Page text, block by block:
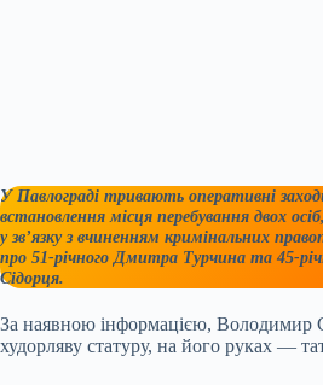
У Павлограді тривають оперативні
встановлення місця перебування двох
у зв’язку з вчиненням кримінальних
про 51-річного Дмитра Турчина та 45-
Сідорця.
За наявною інформацією, Володимир
худорляву статуру, на його руках —